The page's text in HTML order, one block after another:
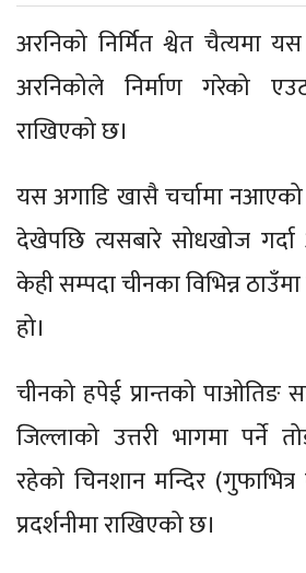
अरनिको निर्मित श्वेत चैत्यमा
अरनिकोले निर्माण गरेको
राखिएको छ।
यस अगाडि खासै चर्चामा नआएको
देखेपछि त्यसबारे सोधखोज
केही सम्पदा चीनका विभिन्न
हो।
चीनको हपेई प्रान्तको पाओतिङ
जिल्लाको उत्तरी भागमा पर्ने
रहेको चिनशान मन्दिर
प्रदर्शनीमा राखिएको छ।